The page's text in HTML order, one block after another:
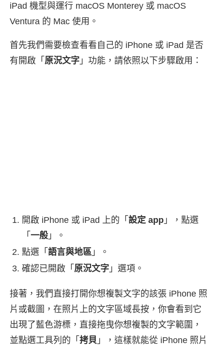
iPad 機型與運行 macOS Monterey 或 macOS
Ventura 的 Mac 使用。
首先我們需要檢查看看自己的 iPhone 或 iPad 是否
有開啟「 原況文字 」功能，請依照以下步驟啟用：
開啟 iPhone 或 iPad 上的「 設定 app 」，點選
「 一般 」。
點選「 語言與地區 」。
確認已開啟「 原況文字 」選項。
接著，我們直接打開你想複製文字的該張 iPhone 照
片或截圖，在照片上的文字區域長按，你會看到它
出現了藍色游標，直接拖曳你想複製的文字範圍，
並點選工具列的「 拷貝 」，這樣就能從 iPhone 照片